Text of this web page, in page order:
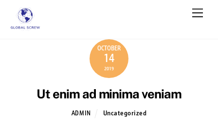
content
OCTOBER
14
2019
Ut enim ad minima veniam
ADMIN Uncategorized